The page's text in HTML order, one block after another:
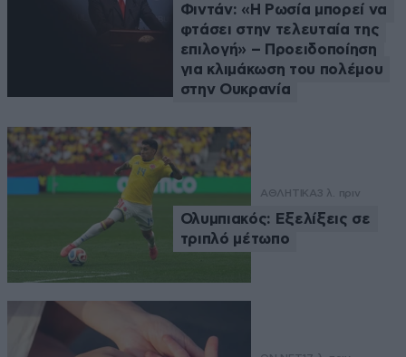
Φιντάν: «Η Ρωσία μπορεί να
φτάσει στην τελευταία της
επιλογή» – Προειδοποίηση
για κλιμάκωση του πολέμου
στην Ουκρανία
ΑΘΛΗΤΙΚΑ3 λ. πριν
Ολυμπιακός: Εξελίξεις σε
τριπλό μέτωπο